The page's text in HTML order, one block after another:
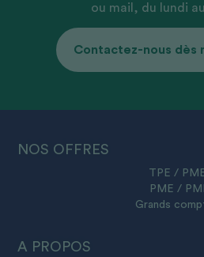
ou mail, du lundi
Contactez-nous dès
NOS OFFRES
TPE /
PME / PMI
Grands
A PROPOS